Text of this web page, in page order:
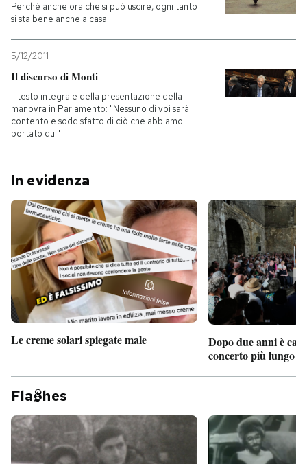
Perché anche ora che si può uscire, ogni tanto
si sta bene anche a casa
5/12/2011
Il discorso di Monti
Il testo integrale della presentazione della
manovra in Parlamento: "Nessuno di voi sarà
contento e soddisfatto di ciò che abbiamo
portato qui"
In evidenza
Le creme solari spiegate male
Dopo due anni è
concerto più lungo
Fla hes